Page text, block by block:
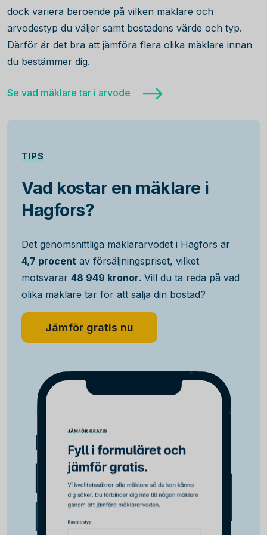
dock variera beroende på vilken mäklare och
arvodestyp du väljer samt bostadens värde och typ.
Därför är det bra att jämföra flera olika mäklare innan
du bestämmer dig.
Se vad mäklare tar i arvode
TIPS
Vad kostar en mäklare i
Hagfors?
Det genomsnittliga mäklararvodet i Hagfors är
4,7 procent av försäljningspriset, vilket
motsvarar 48 949 kronor. Vill du ta reda på vad
olika mäklare tar för att sälja din bostad?
Jämför gratis nu